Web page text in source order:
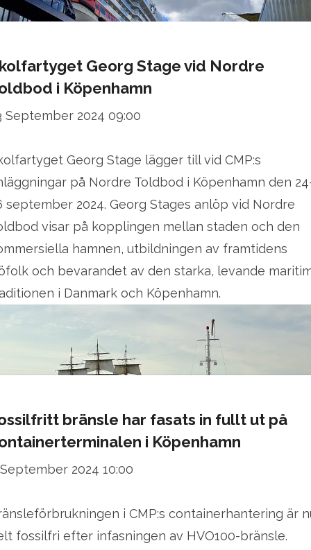
Georg Stage vid Nordre
i Köpenhamn
September 2024 09:00
Georg Stage lägger till vid CMP:s
på Nordre Toldbod i Köpenhamn den
september 2024. Georg Stages anlöp vid Nordre
visar på kopplingen mellan staden och den
hamnen, utbildningen av framtidens
och bevarandet av den starka, levande
i Danmark och Köpenhamn.
bränsle har fasats in fullt ut på
i Köpenhamn
2024 10:00
i CMP:s containerhantering är
fossilfri efter infasningen av HVO100-bränsle.